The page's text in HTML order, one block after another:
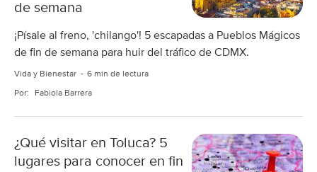
de semana
¡Písale al freno, 'chilango'! 5 escapadas a Pueblos Mágicos
de fin de semana para huir del tráfico de CDMX.
Vida y Bienestar 6 min de lectura
Por: Fabiola Barrera
¿Qué visitar en Toluca? 5
lugares para conocer en fin